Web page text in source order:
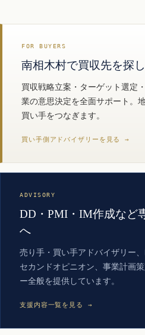
FOR BUYERS
南相木村で買収先を探
買収戦略立案・ターゲット選定
業の意思決定を全面サポート。
買い手をつなぎます。
買い手側アドバイザリーを見る →
ADVISORY
DD・PMI・IM作成など
へ
売り手・買い手アドバイザリー
セカンドオピニオン、事業計画
ー全般を提供しています。
支援内容一覧を見る →